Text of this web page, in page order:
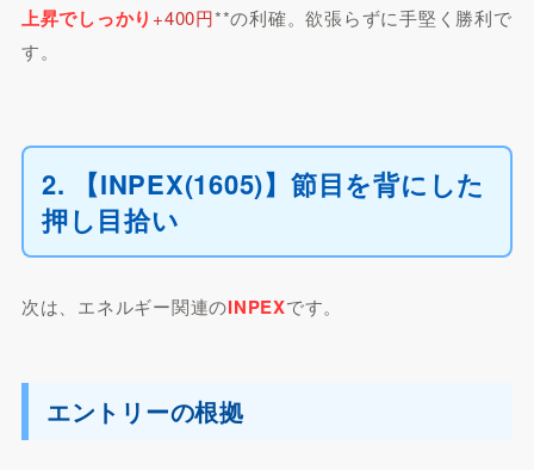
上昇でしっかり +400円**の利確。欲張らずに手堅く勝利で
す。
2. 【INPEX(1605)】節目を背にした
押し目拾い
次は、エネルギー関連のINPEXです。
エントリーの根拠